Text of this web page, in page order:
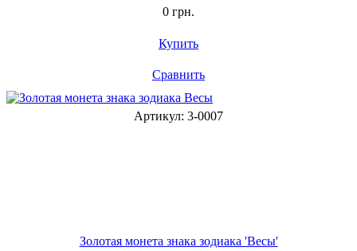
0 грн.
Купить
Сравнить
Артикул: 3-0007
Золотая монета знака зодиака 'Весы'